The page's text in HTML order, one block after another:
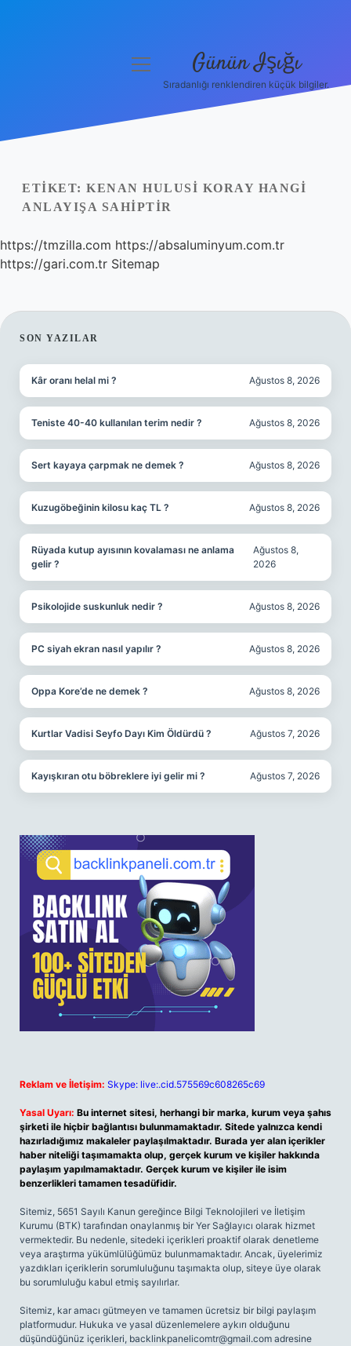
Yasal Uyarı
menüyü
Günün Işığı
Sıradanlığı renklendiren küçük bilgiler.
ETIKET: KENAN HULUSI KORAY HANGI
ANLAYIŞA SAHIPTIR
https://tmzilla.com https://absaluminyum.com.tr
https://gari.com.tr Sitemap
SIDEBAR
SON YAZILAR
Kâr oranı helal mi ? Ağustos 8, 2026
Teniste 40-40 kullanılan terim nedir ? Ağustos 8, 2026
Sert kayaya çarpmak ne demek ? Ağustos 8, 2026
Kuzugöbeğinin kilosu kaç TL ? Ağustos 8, 2026
Rüyada kutup ayısının kovalaması ne anlama
gelir ?
Ağustos 8,
2026
Psikolojide suskunluk nedir ? Ağustos 8, 2026
PC siyah ekran nasıl yapılır ? Ağustos 8, 2026
Oppa Kore’de ne demek ? Ağustos 8, 2026
Kurtlar Vadisi Seyfo Dayı Kim Öldürdü ? Ağustos 7, 2026
Kayışkıran otu böbreklere iyi gelir mi ? Ağustos 7, 2026
Reklam ve İletişim: Skype: live:.cid.575569c608265c69
Yasal Uyarı: Bu internet sitesi, herhangi bir marka, kurum veya şahıs
şirketi ile hiçbir bağlantısı bulunmamaktadır. Sitede yalnızca kendi
hazırladığımız makaleler paylaşılmaktadır. Burada yer alan içerikler
haber niteliği taşımamakta olup, gerçek kurum ve kişiler hakkında
paylaşım yapılmamaktadır. Gerçek kurum ve kişiler ile isim
benzerlikleri tamamen tesadüfidir.
Sitemiz, 5651 Sayılı Kanun gereğince Bilgi Teknolojileri ve İletişim
Kurumu (BTK) tarafından onaylanmış bir Yer Sağlayıcı olarak hizmet
vermektedir. Bu nedenle, sitedeki içerikleri proaktif olarak denetleme
veya araştırma yükümlülüğümüz bulunmamaktadır. Ancak, üyelerimiz
yazdıkları içeriklerin sorumluluğunu taşımakta olup, siteye üye olarak
bu sorumluluğu kabul etmiş sayılırlar.
Sitemiz, kar amacı gütmeyen ve tamamen ücretsiz bir bilgi paylaşım
platformudur. Hukuka ve yasal düzenlemelere aykırı olduğunu
düşündüğünüz içerikleri, backlinkpanelicomtr@gmail.com adresine